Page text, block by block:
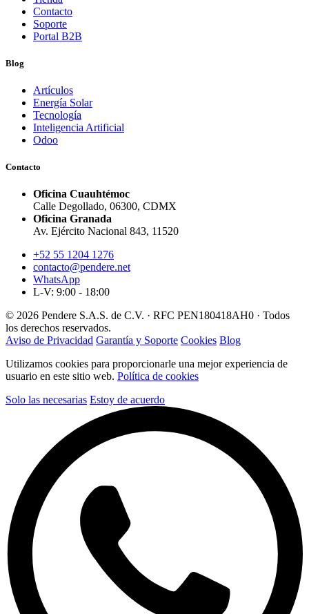
Contacto
Soporte
Portal B2B
Blog
Artículos
Energía Solar
Tecnología
Inteligencia Artificial
Odoo
Contacto
Oficina Cuauhtémoc
Calle Degollado, 06300, CDMX
Oficina Granada
Av. Ejército Nacional 843, 11520
+52 55 1204 1276
contacto@pendere.net
WhatsApp
L-V: 9:00 - 18:00
© 2026 Pendere S.A.S. de C.V. · RFC PEN180418AH0 · Todos
los derechos reservados.
Aviso de Privacidad Garantía y Soporte Cookies Blog
Utilizamos cookies para proporcionarle una mejor experiencia de
usuario en este sitio web. Política de cookies
Solo las necesarias Estoy de acuerdo